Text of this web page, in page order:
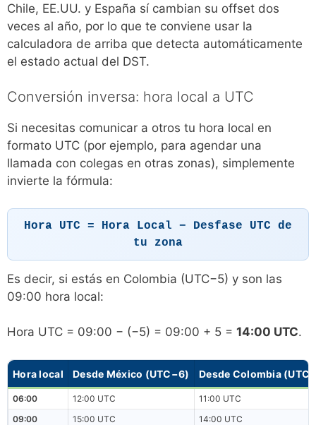
Chile, EE.UU. y España sí cambian su offset dos
veces al año, por lo que te conviene usar la
calculadora de arriba que detecta automáticamente
el estado actual del DST.
Conversión inversa: hora local a UTC
Si necesitas comunicar a otros tu hora local en
formato UTC (por ejemplo, para agendar una
llamada con colegas en otras zonas), simplemente
invierte la fórmula:
Hora UTC = Hora Local − Desfase UTC de
tu zona
Es decir, si estás en Colombia (UTC−5) y son las
09:00 hora local:
Hora UTC = 09:00 − (−5) = 09:00 + 5 = 14:00 UTC.
Hora local Desde México (UTC−6) Desde Colombia
06:00 12:00 UTC
11:00 UTC
09:00
15:00 UTC
14:00 UTC